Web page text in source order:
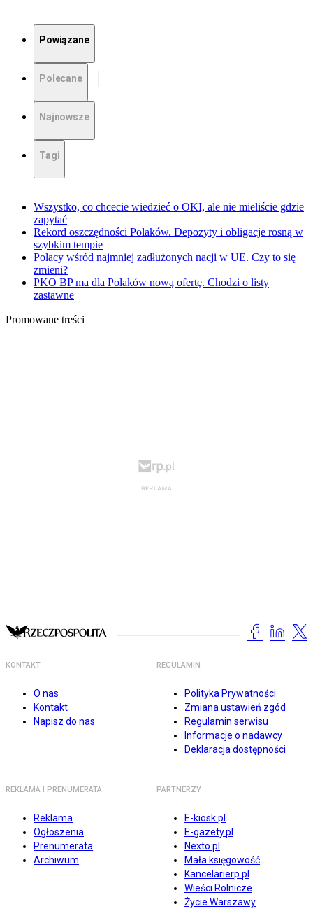
Powiązane
Polecane
Najnowsze
Tagi
Wszystko, co chcecie wiedzieć o OKI, ale nie mieliście gdzie
zapytać
Rekord oszczędności Polaków. Depozyty i obligacje rosną w
szybkim tempie
Polacy wśród najmniej zadłużonych nacji w UE. Czy to się
zmieni?
PKO BP ma dla Polaków nową ofertę. Chodzi o listy
zastawne
Promowane treści
KONTAKT
O nas
Kontakt
Napisz do nas
REGULAMIN
Polityka Prywatności
Zmiana ustawień zgód
Regulamin serwisu
Informacje o nadawcy
Deklaracja dostępności
REKLAMA I PRENUMERATA
Reklama
Ogłoszenia
Prenumerata
Archiwum
PARTNERZY
E-kiosk.pl
E-gazety.pl
Nexto.pl
Mała księgowość
Kancelarierp.pl
Wieści Rolnicze
Życie Warszawy